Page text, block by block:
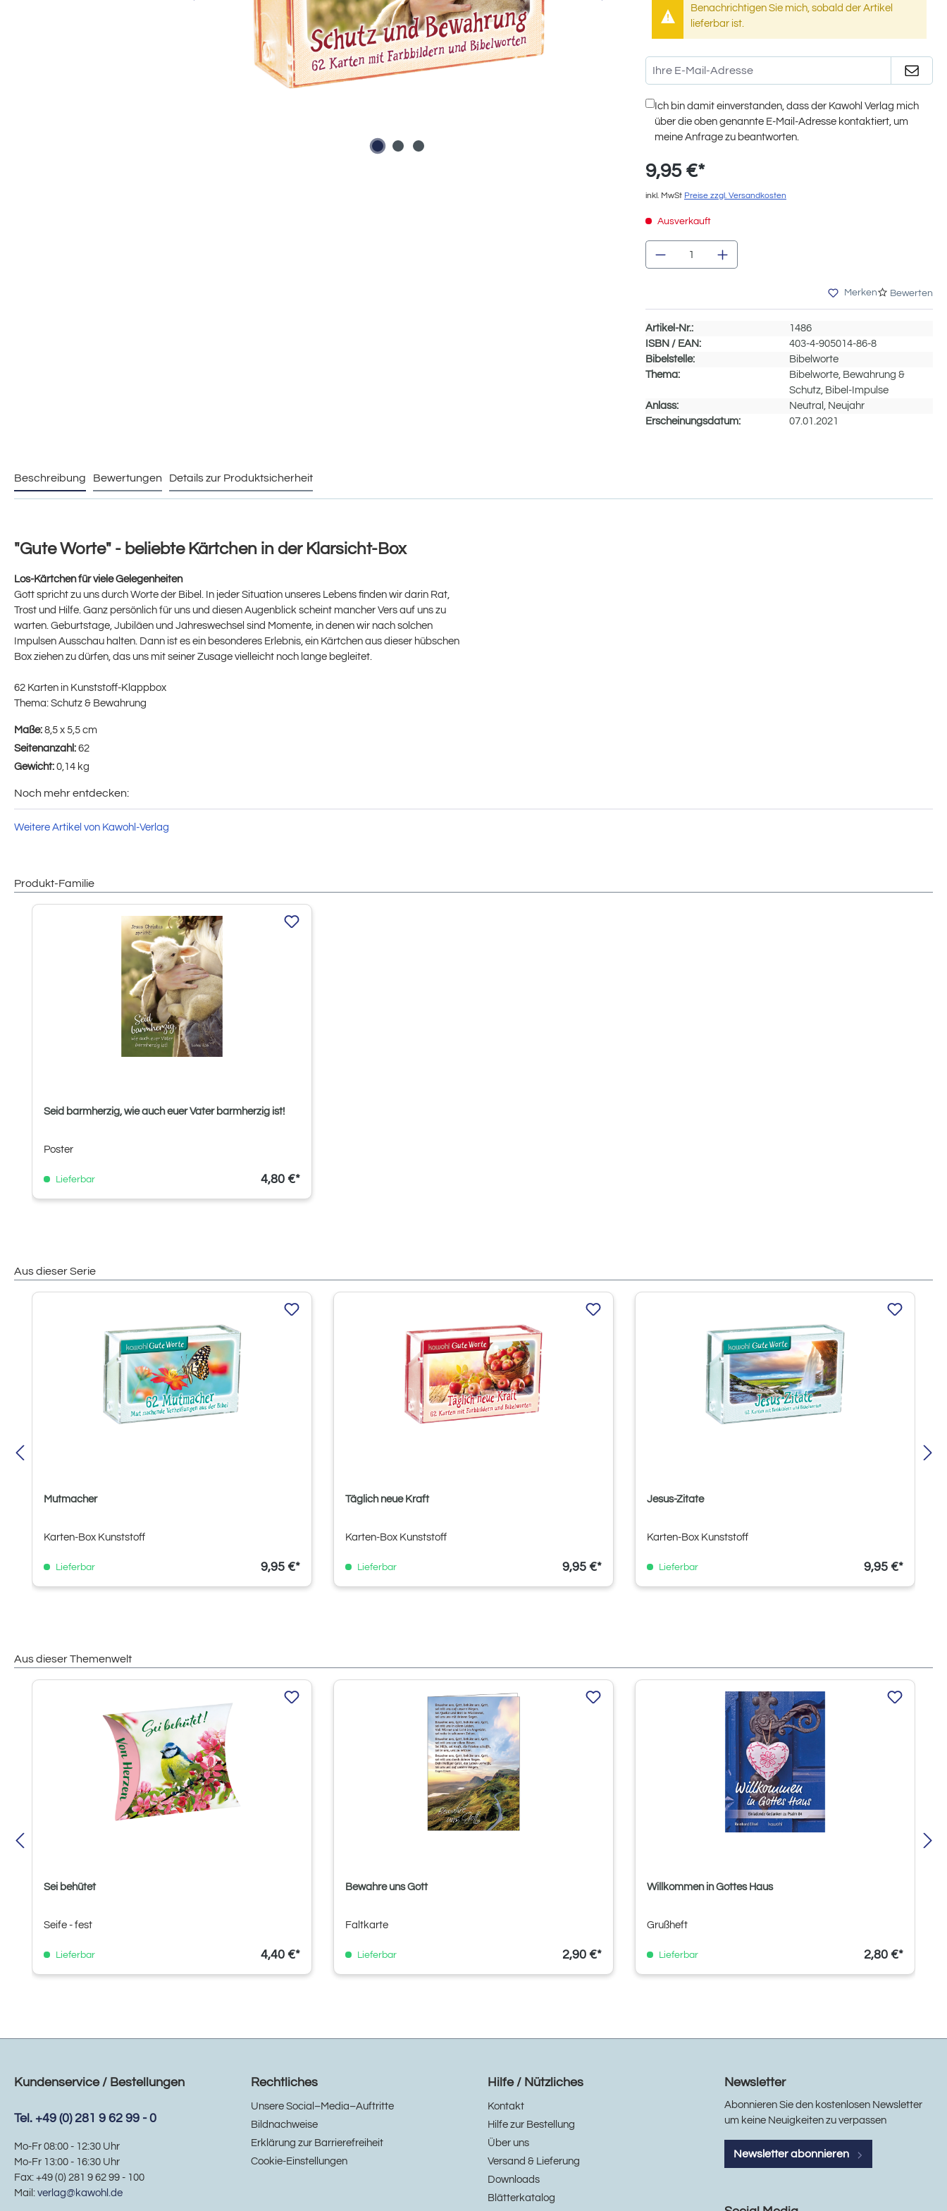
Benachrichtigen Sie mich, sobald der Artikel
lieferbar ist.
Ich bin damit einverstanden, dass der Kawohl Verlag mich
über die oben genannte E-Mail-Adresse kontaktiert, um
meine Anfrage zu beantworten.
9,95 €*
inkl. MwSt Preise zzgl. Versandkosten
Ausverkauft
Produkt Anzahl: Gib den gewünschten
Merken Bewerten
Artikel-Nr.:
1486
ISBN / EAN:
403-4-905014-86-8
Bibelstelle:
Bibelworte
Thema:
Bibelworte, Bewahrung &
Schutz, Bibel-Impulse
Anlass:
Neutral, Neujahr
Erscheinungsdatum:
07.01.2021
Beschreibung Bewertungen Details zur Produktsicherheit
"Gute Worte" - beliebte Kärtchen in der Klarsicht-Box
Los-Kärtchen für viele Gelegenheiten
Gott spricht zu uns durch Worte der Bibel. In jeder Situation unseres Lebens finden wir darin Rat,
Trost und Hilfe. Ganz persönlich für uns und diesen Augenblick scheint mancher Vers auf uns zu
warten. Geburtstage, Jubiläen und Jahreswechsel sind Momente, in denen wir nach solchen
Impulsen Ausschau halten. Dann ist es ein besonderes Erlebnis, ein Kärtchen aus dieser hübschen
Box ziehen zu dürfen, das uns mit seiner Zusage vielleicht noch lange begleitet.
62 Karten in Kunststoff-Klappbox
Thema: Schutz & Bewahrung
Maße: 8,5 x 5,5 cm
Seitenanzahl: 62
Gewicht: 0,14 kg
Noch mehr entdecken:
Weitere Artikel von Kawohl-Verlag
Produkt-Familie
Produktgalerie überspringen
Seid barmherzig, wie auch euer Vater barmherzig ist!
Poster
Lieferbar 4,80 €*
Aus dieser Serie
Produktgalerie überspringen
Mutmacher
Karten-Box Kunststoff
Lieferbar 9,95 €*
Täglich neue Kraft
Karten-Box Kunststoff
Lieferbar 9,95 €*
Jesus-Zitate
Karten-Box Kunststoff
Lieferbar 9,95 €*
Aus dieser Themenwelt
Produktgalerie überspringen
Sei behütet
Seife - fest
Lieferbar 4,40 €*
Bewahre uns Gott
Faltkarte
Lieferbar 2,90 €*
Willkommen in Gottes Haus
Grußheft
Lieferbar 2,80 €*
Kundenservice / Bestellungen
Tel. +49 (0) 281 9 62 99 - 0
Mo-Fr 08:00 - 12:30 Uhr
Mo-Fr 13:00 - 16:30 Uhr
Fax: +49 (0) 281 9 62 99 - 100
Mail: verlag@kawohl.de
Rechtliches
Unsere Social–Media–Auftritte
Bildnachweise
Erklärung zur Barrierefreiheit
Cookie-Einstellungen
Hilfe / Nützliches
Kontakt
Hilfe zur Bestellung
Über uns
Versand & Lieferung
Downloads
Blätterkatalog
Newsletter
Abonnieren Sie den kostenlosen Newsletter
um keine Neuigkeiten zu verpassen
Newsletter abonnieren